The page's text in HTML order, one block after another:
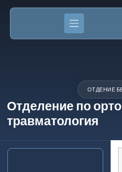
Отделение по
травматология
ОТДЕНИЕ